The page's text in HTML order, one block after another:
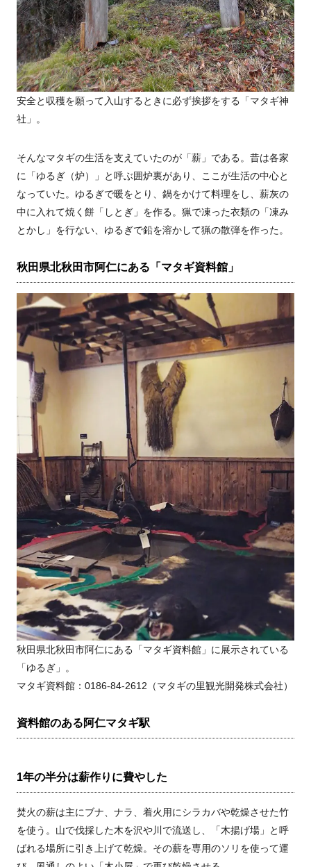
安全と収穫を願って入山するときに必ず挨拶をする「マタギ神
社」。
そんなマタギの生活を支えていたのが「薪」である。昔は各家
に「ゆるぎ（炉）」と呼ぶ囲炉裏があり、ここが生活の中心と
なっていた。ゆるぎで暖をとり、鍋をかけて料理をし、薪灰の
中に入れて焼く餅「しとぎ」を作る。猟で凍った衣類の「凍み
とかし」を行ない、ゆるぎで鉛を溶かして猟の散弾を作った。
秋田県北秋田市阿仁にある「マタギ資料館」
秋田県北秋田市阿仁にある「マタギ資料館」に展示されている
「ゆるぎ」。
マタギ資料館：0186-84-2612（マタギの里観光開発株式会社）
資料館のある阿仁マタギ駅
1年の半分は薪作りに費やした
焚火の薪は主にブナ、ナラ、着火用にシラカバや乾燥させた竹
を使う。山で伐採した木を沢や川で流送し、「木揚げ場」と呼
ばれる場所に引き上げて乾燥。その薪を専用のソリを使って運